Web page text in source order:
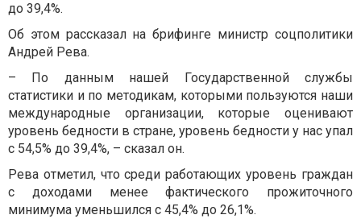
до 39,4%.
Об этом рассказал на брифинге министр соцполитики
Андрей Рева.
– По данным нашей Государственной службы
статистики и по методикам, которыми пользуются наши
международные организации, которые оценивают
уровень бедности в стране, уровень бедности у нас упал
с 54,5% до 39,4%, – сказал он.
Рева отметил, что среди работающих уровень граждан
с доходами менее фактического прожиточного
минимума уменьшился с 45,4% до 26,1%.